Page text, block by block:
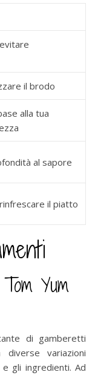
il brodo
alla tua
al sapore
il piatto
Yum
di gamberetti
diverse variazioni
gli ingredienti. Ad